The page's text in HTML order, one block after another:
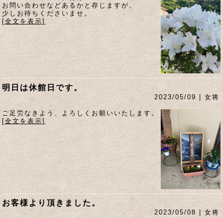
お問い合わせなどあるかと存じますが、
少しお待ちくださいませ。
[全文を表示]
明日は休館日です。
2023/05/09 | 女将
ご足労なきよう、よろしくお願いいたします。
[全文を表示]
お客様より頂きました。
2023/05/08 | 女将